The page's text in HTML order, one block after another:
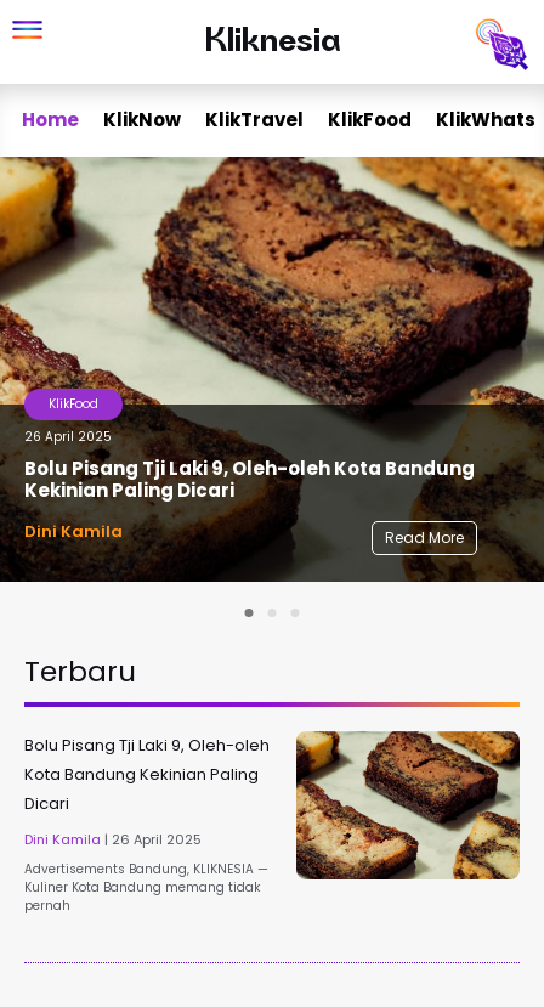
to
Kliknesia
Kliknesia
Home KlikNow KlikTravel KlikFood KlikWhats
26 April 2025
KlikFood
Bolu Pisang Tji Laki 9, Oleh-oleh Kota Bandung
Kekinian Paling Dicari
Read More
Dini Kamila
Terbaru
Bolu Pisang Tji Laki 9, Oleh-oleh
Kota Bandung Kekinian Paling
Dicari
Dini Kamila 26 April 2025
Advertisements Bandung, KLIKNESIA —
Kuliner Kota Bandung memang tidak
pernah